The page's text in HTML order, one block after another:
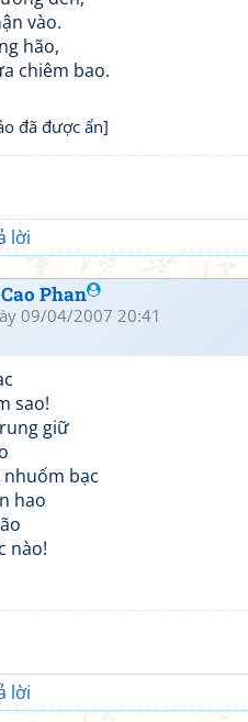
vào.
hão,
chiêm bao.
đã được ẩn]
lời
Phan
09/04/2007 20:41
sao!
giữ
nhuốm bạc
hao
nào!
lời